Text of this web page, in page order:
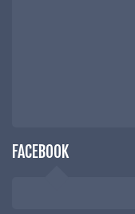
FACEBOOK